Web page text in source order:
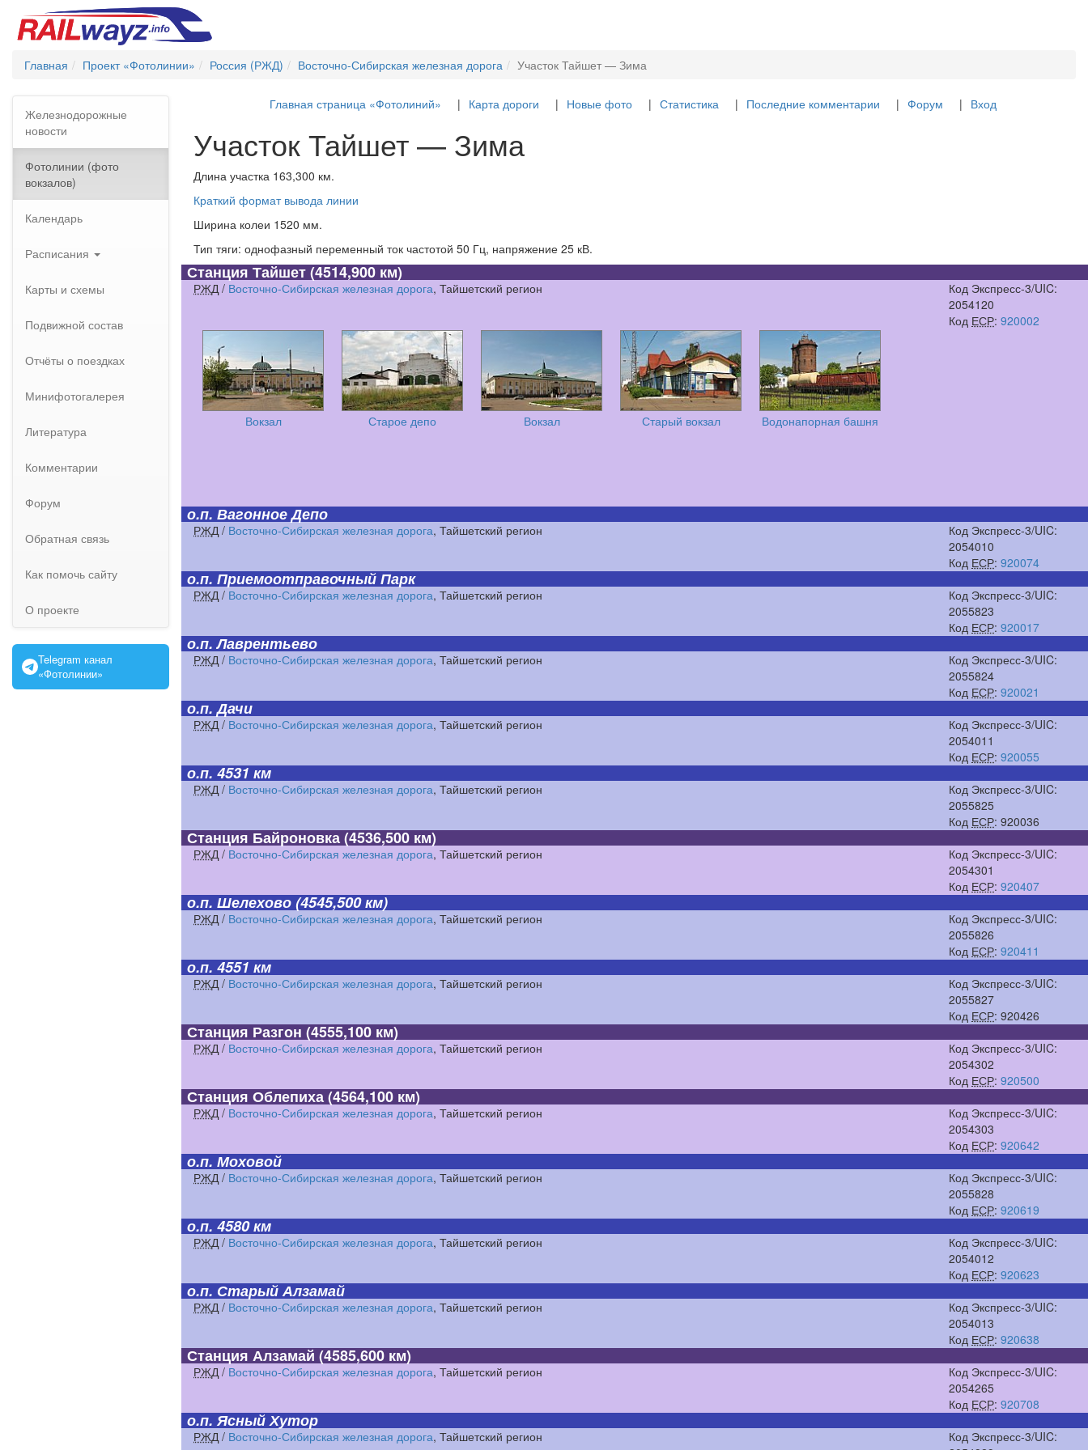
Главная Проект «Фотолинии» Россия (РЖД) Восточно-Сибирская железная дорога Участок Тайшет — Зима
Железнодорожные
новости
Фотолинии (фото
вокзалов)
Календарь
Расписания
Карты и схемы
Подвижной состав
Отчёты о поездках
Минифотогалерея
Литература
Комментарии
Форум
Обратная связь
Как помочь сайту
О проекте
Telegram канал
«Фотолинии»
Главная страница «Фотолиний» Карта дороги Новые фото Статистика Последние комментарии Форум Вход
Участок Тайшет — Зима
Длина участка 163,300 км.
Краткий формат вывода линии
Ширина колеи 1520 мм.
Тип тяги: однофазный переменный ток частотой 50 Гц, напряжение 25 кВ.
Станция Тайшет(4514,900 км)
РЖД/ Восточно-Сибирская железная дорога, Тайшетский регион
Код Экспресс-3/UIC:
2054120
Код ЕСР:920002
Вокзал Старое депо Вокзал Старый вокзал Водонапорная башня
о.п. Вагонное Депо
РЖД/ Восточно-Сибирская железная дорога, Тайшетский регион
Код Экспресс-3/UIC:
2054010
Код ЕСР:920074
о.п. Приемоотправочный Парк
РЖД/ Восточно-Сибирская железная дорога, Тайшетский регион
Код Экспресс-3/UIC:
2055823
Код ЕСР:920017
о.п. Лаврентьево
РЖД/ Восточно-Сибирская железная дорога, Тайшетский регион
Код Экспресс-3/UIC:
2055824
Код ЕСР:920021
о.п. Дачи
РЖД/ Восточно-Сибирская железная дорога, Тайшетский регион
Код Экспресс-3/UIC:
2054011
Код ЕСР:920055
о.п. 4531 км
РЖД/ Восточно-Сибирская железная дорога, Тайшетский регион
Код Экспресс-3/UIC:
2055825
Код ЕСР: 920036
Станция Байроновка(4536,500 км)
РЖД/ Восточно-Сибирская железная дорога, Тайшетский регион
Код Экспресс-3/UIC:
2054301
Код ЕСР:920407
о.п. Шелехово(4545,500 км)
РЖД/ Восточно-Сибирская железная дорога, Тайшетский регион
Код Экспресс-3/UIC:
2055826
Код ЕСР:920411
о.п. 4551 км
РЖД/ Восточно-Сибирская железная дорога, Тайшетский регион
Код Экспресс-3/UIC:
2055827
Код ЕСР: 920426
Станция Разгон(4555,100 км)
РЖД/ Восточно-Сибирская железная дорога, Тайшетский регион
Код Экспресс-3/UIC:
2054302
Код ЕСР:920500
Станция Облепиха(4564,100 км)
РЖД/ Восточно-Сибирская железная дорога, Тайшетский регион
Код Экспресс-3/UIC:
2054303
Код ЕСР:920642
о.п. Моховой
РЖД/ Восточно-Сибирская железная дорога, Тайшетский регион
Код Экспресс-3/UIC:
2055828
Код ЕСР:920619
о.п. 4580 км
РЖД/ Восточно-Сибирская железная дорога, Тайшетский регион
Код Экспресс-3/UIC:
2054012
Код ЕСР:920623
о.п. Старый Алзамай
РЖД/ Восточно-Сибирская железная дорога, Тайшетский регион
Код Экспресс-3/UIC:
2054013
Код ЕСР:920638
Станция Алзамай(4585,600 км)
РЖД/ Восточно-Сибирская железная дорога, Тайшетский регион
Код Экспресс-3/UIC:
2054265
Код ЕСР:920708
о.п. Ясный Хутор
РЖД/ Восточно-Сибирская железная дорога, Тайшетский регион
Код Экспресс-3/UIC: